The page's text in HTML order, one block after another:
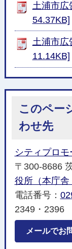
土浦市広
54.37KB]
土浦市広
11.14KB]
このペー
わせ先
シティプロモ
〒300-8686
役所（本庁
電話番号：
2349・2396
メールでお